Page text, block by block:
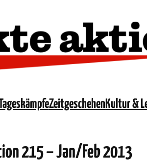
ZeitgeschehenKultur &
215 – Jan/Feb 2013